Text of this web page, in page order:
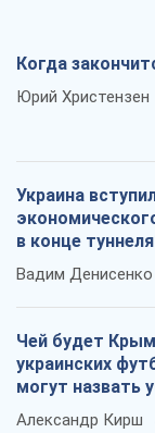
Когда
Юрий Христензен
Украина
в конце
Вадим Денисенко
Чей будет
украинских
могут назвать
Александр Кирш